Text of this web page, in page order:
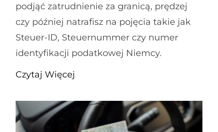
podjąć zatrudnienie za granicą, prędzej
czy później natrafisz na pojęcia takie jak
Steuer-ID, Steuernummer czy numer
identyfikacji podatkowej Niemcy.
Czytaj Więcej